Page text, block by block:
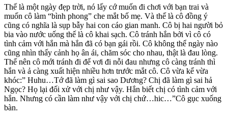
Thế là một ngày đẹp trời, nó lấy cớ muốn đi chơi với bạn trai và
muốn cô làm “bình phong” che mắt bố mẹ. Và thế là cô đồng ý
cũng có nghĩa là sụp bẫy hai con cáo gian manh. Cô bị hai người bỏ
bia vào nước uống thế là cô khai sạch. Cô tránh hắn bởi vì cô có
tình cảm với hắn mà hắn đã có bạn gái rồi. Cô không thể ngày nào
cũng nhìn thấy cảnh họ ân ái, chăm sóc cho nhau, thật là đau lòng.
Thế nên cô mới tránh đi để vơi đi nỗi đau nhưng cô càng tránh thì
hắn và ả càng xuất hiện nhiều hơn trước mắt cô. Cô vừa kể vừa
khóc:” Huhu…Tớ đã làm gì sai sao Dương? Chị đã làm gì sai hả
Ngọc? Họ lại đối xử với chị như vậy. Hắn biết chị có tình cảm với
hắn. Nhưng có cần làm như vậy với chị chứ…hic…”Cô gục xuống
bàn.